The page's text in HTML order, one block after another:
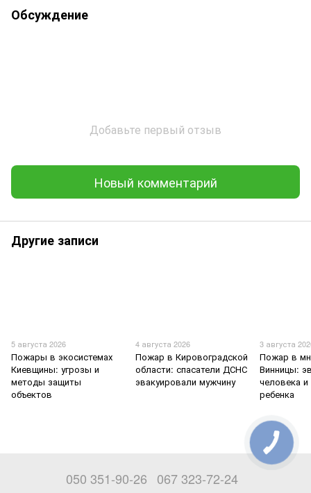
Обсуждение
Добавьте первый отзыв
Новый комментарий
Другие записи
5 августа 2026
Пожары в экосистемах
Киевщины: угрозы и
методы защиты
объектов
4 августа 2026
Пожар в Кировоградской
области: спасатели ДСНС
эвакуировали мужчину
3 августа
Пожар в
Винницы:
человека и
ребенка
050 351-90-26 067 323-72-24